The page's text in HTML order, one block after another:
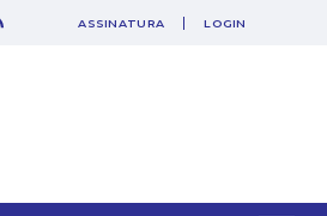
SAIR
ASSINATURA LOGIN